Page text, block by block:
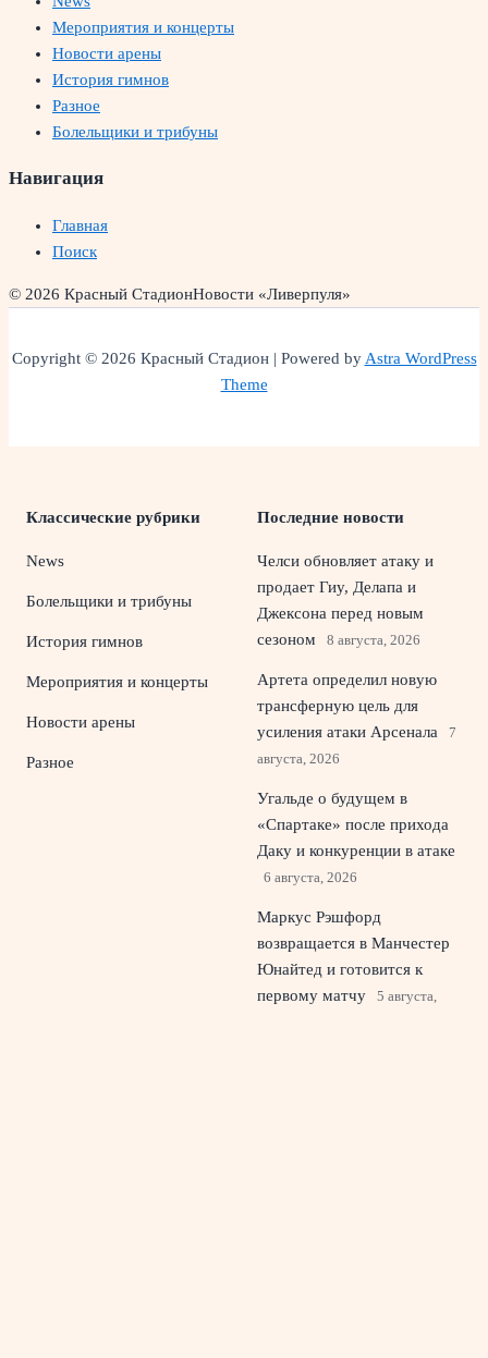
Мероприятия и концерты
Новости арены
История гимнов
Разное
Болельщики и трибуны
Навигация
Главная
Поиск
© 2026 Красный СтадионНовости «Ливерпуля»
Copyright © 2026 Красный Стадион | Powered byAstra WordPress
Theme
Классические рубрики
News
Болельщики и трибуны
История гимнов
Мероприятия и концерты
Новости арены
Разное
Последние новости
Челси обновляет атаку и
продает Гиу, Делапа и
Джексона перед новым
сезоном
8 августа, 2026
Артета определил новую
трансферную цель для
усиления атаки Арсенала
7
августа, 2026
Угальде о будущем в
«Спартаке» после прихода
Даку и конкуренции в атаке
6 августа, 2026
Маркус Рэшфорд
возвращается в Манчестер
Юнайтед и готовится к
первому матчу
5 августа,